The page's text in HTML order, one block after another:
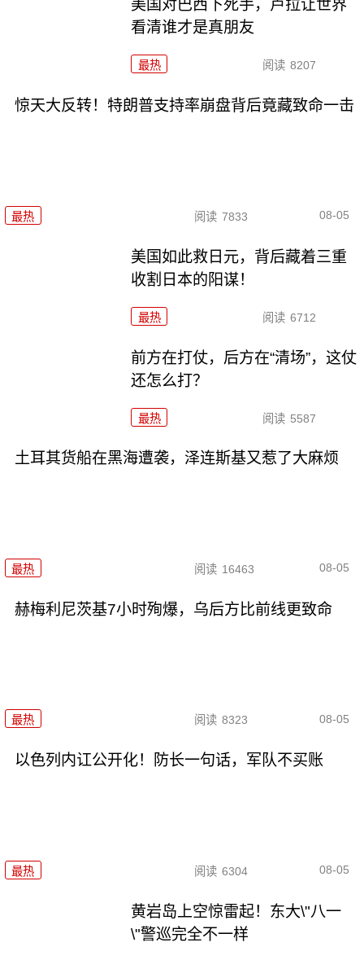
美国对巴西下死手，卢拉让世界
看清谁才是真朋友
最热 阅读 8207
惊天大反转！特朗普支持率崩盘背后竟藏致命一击
最热 阅读 7833 08-05
美国如此救日元，背后藏着三重
收割日本的阳谋！
最热 阅读 6712
前方在打仗，后方在“清场”，这仗
还怎么打？
最热 阅读 5587
土耳其货船在黑海遭袭，泽连斯基又惹了大麻烦
最热 阅读 16463 08-05
赫梅利尼茨基7小时殉爆，乌后方比前线更致命
最热 阅读 8323 08-05
以色列内讧公开化！防长一句话，军队不买账
最热 阅读 6304 08-05
黄岩岛上空惊雷起！东大\"八一
\"警巡完全不一样